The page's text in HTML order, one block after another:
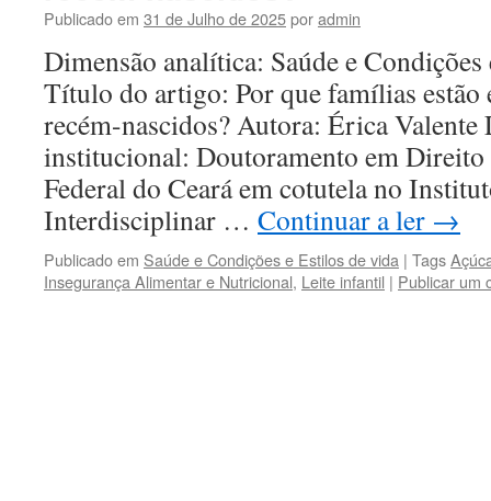
Publicado em 31 de Julho de 2025poradmin
Dimensão analítica: Saúde e
Título do artigo: Por que famílias estão
recém-nascidos? Autora: Érica Valente
institucional: Doutoramento em Direito
Federal do Ceará em cotutela no
Interdisciplinar … Continuar a ler →
Publicado em Saúde e Condições e Estilos de vida | Tags
Insegurança Alimentar e Nutricional, Leite infantil | Publicar um